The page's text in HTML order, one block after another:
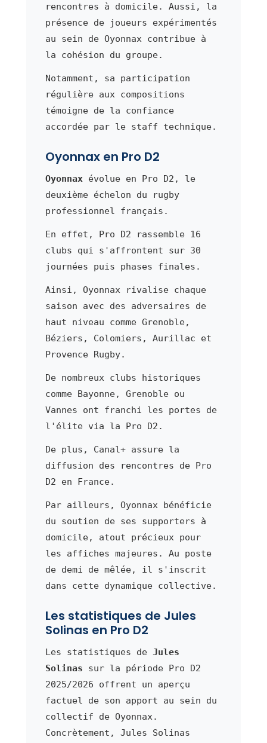
rencontres à domicile. Aussi, la
présence de joueurs expérimentés
au sein de Oyonnax contribue à
la cohésion du groupe.
Notamment, sa participation
régulière aux compositions
témoigne de la confiance
accordée par le staff technique.
Oyonnax en Pro D2
Oyonnaxévolue en Pro D2, le
deuxième échelon du rugby
professionnel français.
En effet, Pro D2 rassemble 16
clubs qui s'affrontent sur 30
journées puis phases finales.
Ainsi, Oyonnax rivalise chaque
saison avec des adversaires de
haut niveau comme Grenoble,
Béziers, Colomiers, Aurillac et
Provence Rugby.
De nombreux clubs historiques
comme Bayonne, Grenoble ou
Vannes ont franchi les portes de
l'élite via la Pro D2.
De plus, Canal+ assure la
diffusion des rencontres de Pro
D2 en France.
Par ailleurs, Oyonnax bénéficie
du soutien de ses supporters à
domicile, atout précieux pour
les affiches majeures. Au poste
de demi de mêlée, il s'inscrit
dans cette dynamique collective.
Les statistiques de Jules
Solinas en Pro D2
Les statistiques de Jules
Solinas sur la période Pro D2
2025/2026 offrent un aperçu
factuel de son apport au sein du
collectif de Oyonnax.
Concrètement, Jules Solinas